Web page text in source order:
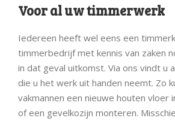
Voor al uw timmerwerk
Iedereen heeft wel eens een
timmerbedrijf met kennis van zaken
in dat geval uitkomst. Via ons vindt u
die u het werk uit handen neemt. Zo
vakmannen een nieuwe houten vloer
of een gevelkozijn monteren.